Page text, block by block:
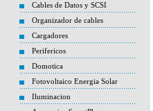
Cables de Datos y SCSI
Organizador de cables
Cargadores
Perifericos
Domotica
Fotovoltaico Energia Solar
Iluminacion